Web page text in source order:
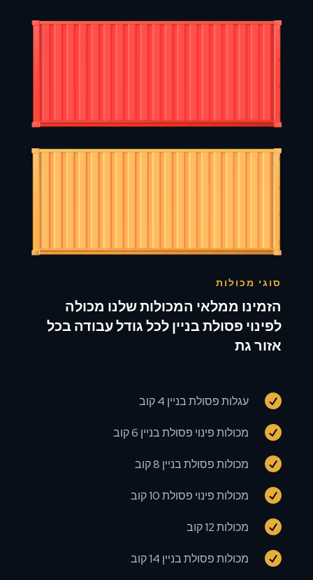
סוגי מכולות
הזמינו ממלאי המכולות שלנו מכולה
לפינוי פסולת בניין לכל גודל עבודה בכל
אזור גת
 עגלות פסולת בניין 4 קוב
 מכולות פינוי פסולת בניין 6 קוב
 מכולות פסולת בניין 8 קוב
 מכולות פינוי פסולת 10 קוב
 מכולות 12 קוב
 מכולות פסולת בניין 14 קוב